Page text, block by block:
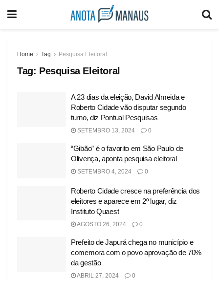
Home Tag Pesquisa Eleitoral
Tag: Pesquisa Eleitoral
A 23 dias da eleição, David Almeida e
Roberto Cidade vão disputar segundo
turno, diz Pontual Pesquisas
SETEMBRO 13, 2024 0
“Gibão” é o favorito em São Paulo de
Olivença, aponta pesquisa eleitoral
SETEMBRO 4, 2024 0
Roberto Cidade cresce na preferência dos
eleitores e aparece em 2º lugar, diz
Instituto Quaest
AGOSTO 26, 2024 0
Prefeito de Japurá chega no município e
comemora com o povo aprovação de 70%
da gestão
ABRIL 27, 2024 0